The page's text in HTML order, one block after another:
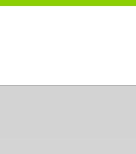
Direkt zum Inhalt